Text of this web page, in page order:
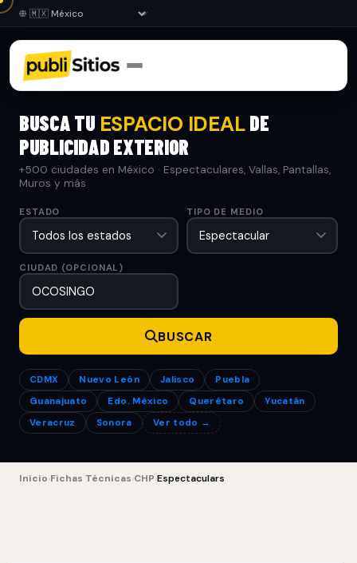
BUSCA TU ESPACIO IDEALDE
PUBLICIDAD EXTERIOR
+500 ciudades en México · Espectaculares, Vallas, Pantallas,
Muros y más
ESTADO TIPO DE MEDIO
CIUDAD (OPCIONAL)
BUSCAR
CDMX Nuevo León Jalisco
Puebla
Guanajuato
Edo. México Querétaro
Yucatán
Veracruz
Sonora Ver todo →
Inicio›Fichas Técnicas›CHP›Espectaculars